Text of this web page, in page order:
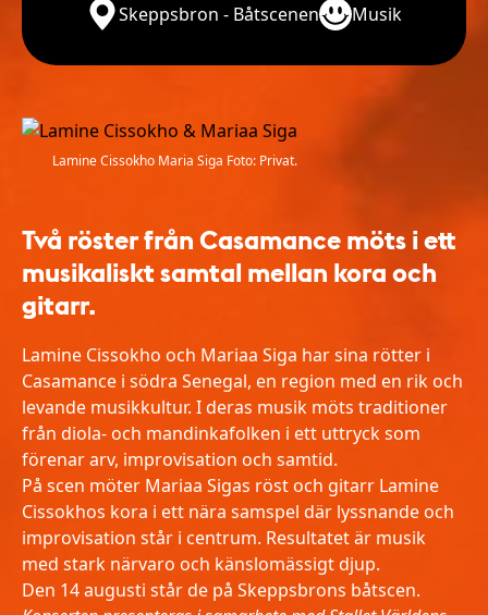
Skeppsbron - Båtscenen
Musik
Lamine Cissokho Maria Siga Foto: Privat.
Två röster från Casamance möts i ett
musikaliskt samtal mellan kora och
gitarr.
Lamine Cissokho och Mariaa Siga har sina rötter i
Casamance i södra Senegal, en region med en rik och
levande musikkultur. I deras musik möts traditioner
från diola- och mandinkafolken i ett uttryck som
förenar arv, improvisation och samtid.
På scen möter Mariaa Sigas röst och gitarr Lamine
Cissokhos kora i ett nära samspel där lyssnande och
improvisation står i centrum. Resultatet är musik
med stark närvaro och känslomässigt djup.
Den 14 augusti står de på Skeppsbrons båtscen.